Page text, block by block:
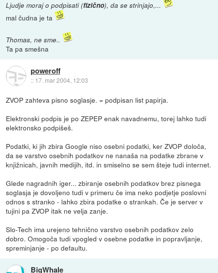
Ljudje moraj o podpisati (fizično), da se strinjajo,...
mal čudna je ta
Thomas, ne sme..
Ta pa smešna
poweroff
:: 17. mar 2004, 12:03
ZVOP zahteva pisno soglasje. = podpisan list papirja.
Elektronski podpis je po ZEPEP enak navadnemu, torej lahko tudi
elektronsko podpišeš.
Podatki, ki jih zbira Google niso osebni podatki, ker ZVOP določa,
da se varstvo osebnih podatkov ne nanaša na podatke zbrane v
knjižnicah, javnih medijih, itd. in smiselno se sem šteje tudi internet.
Glede nagradnih iger... zbiranje osebnih podatkov brez pisnega
soglasja je dovoljeno tudi v primeru če ima neko podjetje poslovni
odnos s stranko - lahko zbira podatke o strankah. Če je server v
tujini pa ZVOP itak ne velja zanje.
Slo-Tech ima urejeno tehnično varstvo osebnih podatkov zelo
dobro. Omogoča tudi vpogled v osebne podatke in popravljanje,
spreminjanje - po defaultu.
BigWhale